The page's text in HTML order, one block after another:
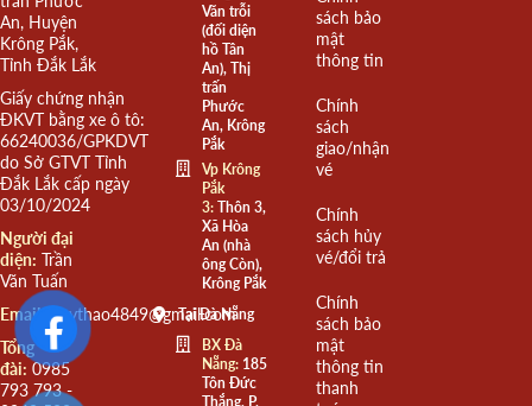
An, Huyện
Krông Pắk,
Tỉnh Đắk Lắk
Giấy chứng nhận
ĐKVT bằng xe ô tô:
66240036/GPKDVT
do Sở GTVT Tỉnh
Đắk Lắk cấp ngày
03/10/2024
Người đại
diện: Trần
Văn Tuấn
Email: quythao4849@gmail.com
Tổng
đài: 0985
793 793 -
Văn trỗi
(đối diện
hồ Tân
An), Thị
trấn
Phước
An, Krông
Pắk
Vp Krông
Pắk
3:Thôn 3,
Xã Hòa
An (nhà
ông Còn),
Krông Pắk
Tại Đà Nẵng
BX Đà
Nẵng:185
Tôn Đức
Thắng, P.
sách bảo
mật
thông tin
Chính
sách
giao/nhận
vé
Chính
sách hủy
vé/đổi trả
Chính
sách bảo
mật
thông tin
thanh